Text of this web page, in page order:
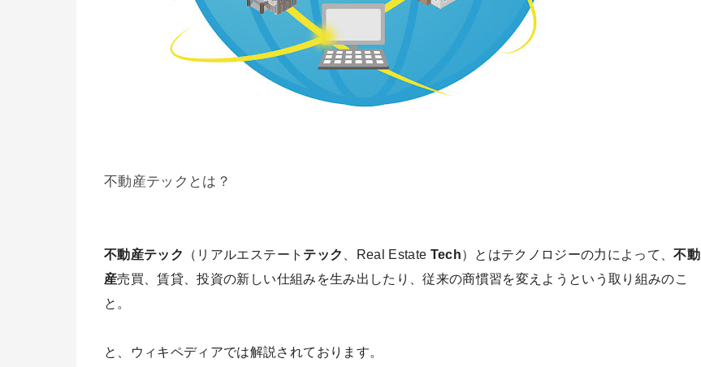
不動産テックとは？
不動産テック （リアルエステート テック 、Real Estate Tech）とはテクノロジーの力によって、不動
産売買、賃貸、投資の新しい仕組みを生み出したり、従来の商慣習を変えようという取り組みのこ
と。
と、ウィキペディアでは解説されております。